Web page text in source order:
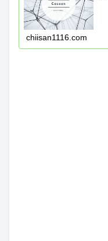
chiisan1116.com